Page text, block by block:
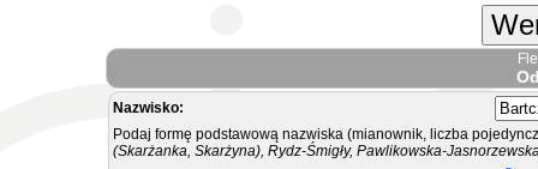
Nazwisko:
Podaj formę podstawową nazwiska (mianownik, liczba
(Skarżanka, Skarżyna), Rydz-Śmigły, Pawlikowska-